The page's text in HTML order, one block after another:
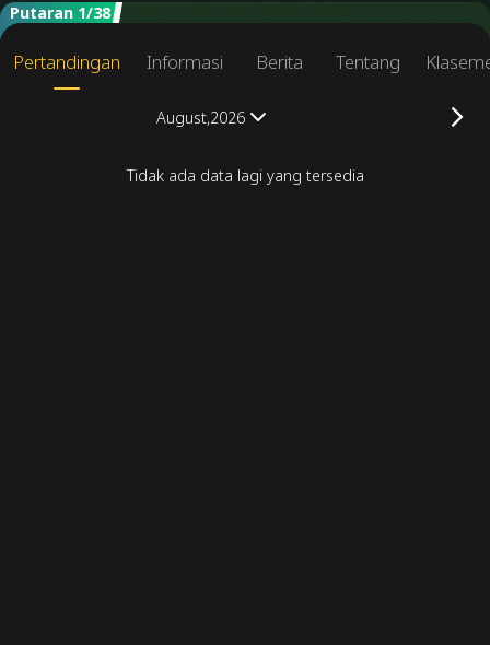
Putaran 1/38
Pertandingan Informasi Berita Tentang
August,2026
Tidak ada data lagi yang tersedia